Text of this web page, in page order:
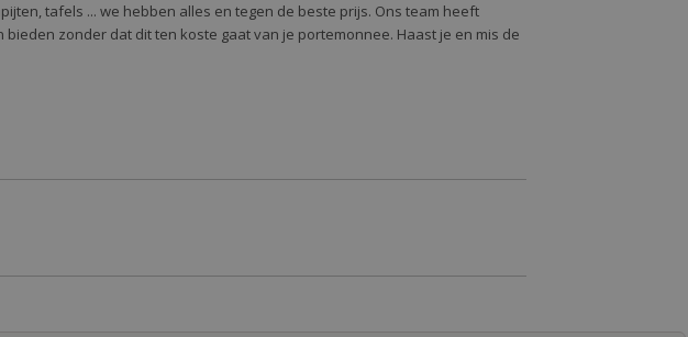
tafels ... we hebben alles en tegen de beste prijs. Ons team heeft
zonder dat dit ten koste gaat van je portemonnee. Haast je en mis de